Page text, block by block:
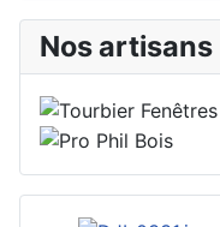
Nos artisans